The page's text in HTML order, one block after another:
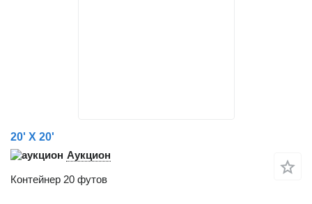
20' X 20'
Аукцион
Контейнер 20 футов